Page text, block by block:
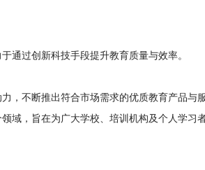
通过创新科技手段提升教育质量与效率。
，不断推出符合市场需求的优质教育产品与
域，旨在为广大学校、培训机构及个人学习